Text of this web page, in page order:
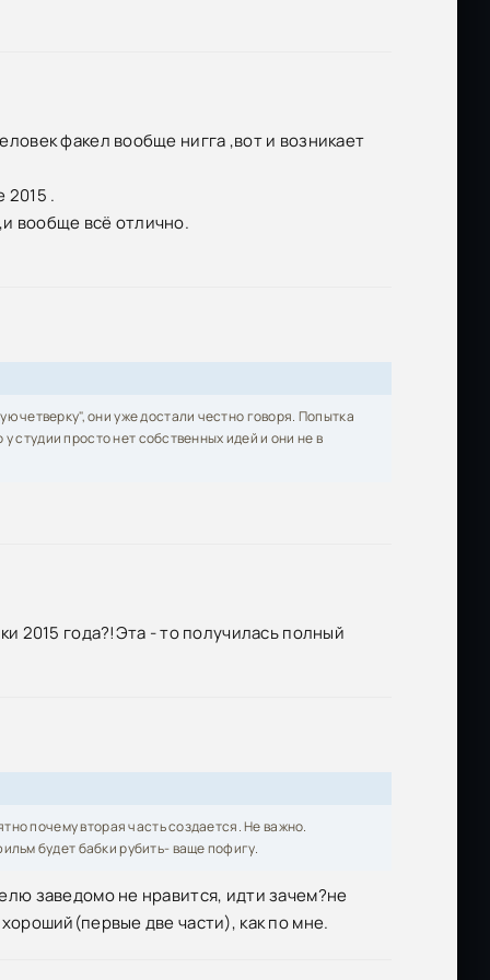
факел вообще нигга ,вот и возникает
2015 .
вообще всё отлично.
четверку", они уже достали честно говоря. Попытка
студии просто нет собственных идей и они не в
2015 года?!Эта - то получилась полный
почему вторая часть создается. Не важно.
будет бабки рубить- ваще пофигу.
заведомо не нравится, идти зачем?не
две части), как по мне.